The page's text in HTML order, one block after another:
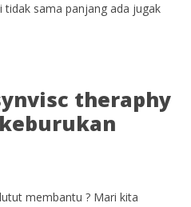
sama panjang ada jugak
theraphy
membantu ? Mari kita